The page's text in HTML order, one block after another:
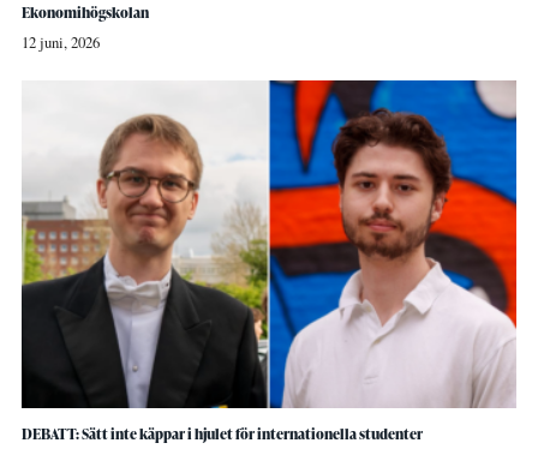
Ekonomihögskolan
12 juni, 2026
DEBATT: Sätt inte käppar i hjulet för internationella studenter